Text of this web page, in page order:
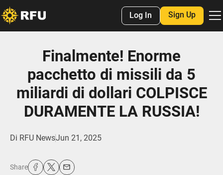
Log In Sign Up
Finalmente! Enorme
pacchetto di missili da 5
miliardi di dollari COLPISCE
DURAMENTE LA RUSSIA!
Di RFU NewsJun 21, 2025
Share